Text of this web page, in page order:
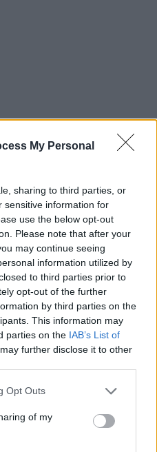
My Personal
sharing to third parties, or
sensitive information for
use the below opt-out
Please note that after your
may continue seeing
information utilized by
to third parties prior to
opt-out of the further
by third parties on the
This information may
parties on the IAB’s List of
further disclose it to other
uses one or more Google
behaviour. You may click to
and its third-party tags to
purposes in below Google
Opt Outs
of my